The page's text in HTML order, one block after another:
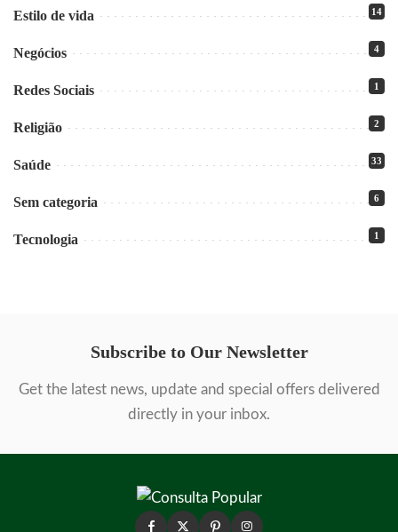
Estilo de vida 14
Negócios 4
Redes Sociais 1
Religião 2
Saúde 33
Sem categoria 6
Tecnologia 1
Subscribe to Our Newsletter
Get the latest news, update and special offers delivered
directly in your inbox.